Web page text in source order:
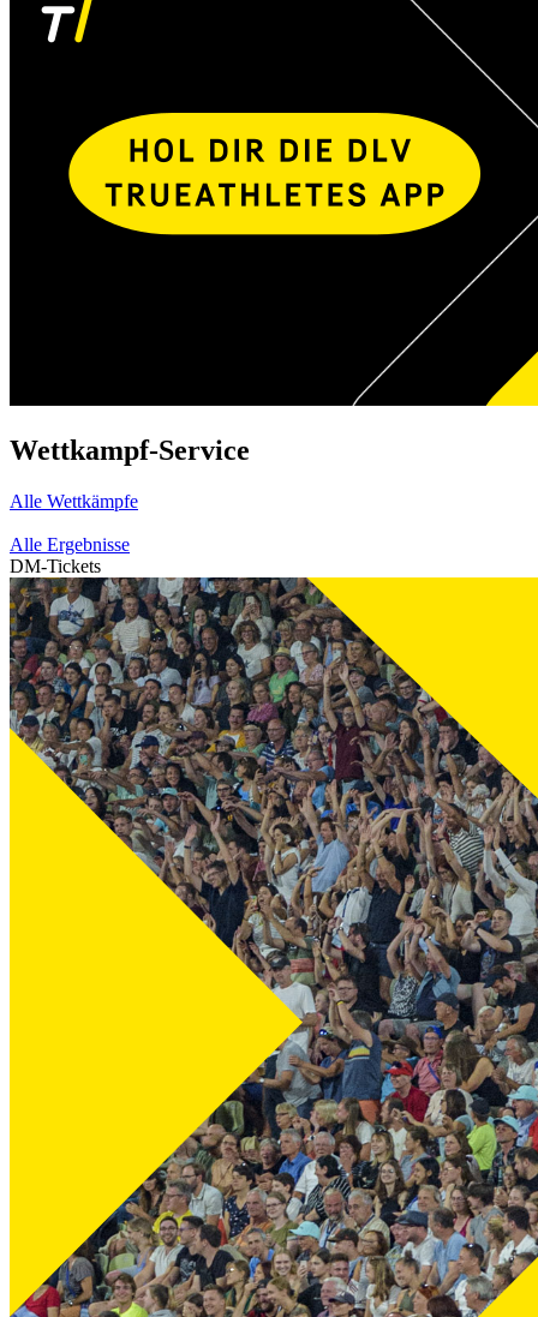
Wettkampf-Service
Alle Wettkämpfe
Alle Ergebnisse
DM-Tickets